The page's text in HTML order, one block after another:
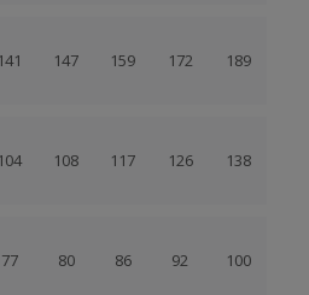
141 147 159 172 189
104 108 117 126 138
77 80 86 92 100